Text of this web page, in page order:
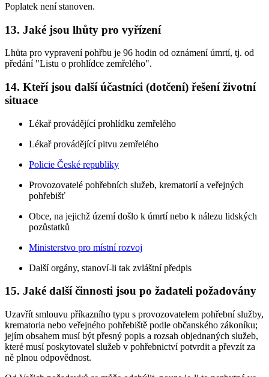
Poplatek není stanoven.
13. Jaké jsou lhůty pro vyřízení
Lhůta pro vypravení pohřbu je 96 hodin od oznámení úmrtí, tj. od
předání "Listu o prohlídce zemřelého".
14. Kteří jsou další účastníci (dotčení) řešení životní
situace
Lékař provádějící prohlídku zemřelého
Lékař provádějící pitvu zemřelého
Policie České republiky
Provozovatelé pohřebních služeb, krematorií a veřejných
pohřebišť
Obce, na jejichž území došlo k úmrtí nebo k nálezu lidských
pozůstatků
Ministerstvo pro místní rozvoj
Další orgány, stanoví-li tak zvláštní předpis
15. Jaké další činnosti jsou po žadateli požadovány
Uzavřít smlouvu příkazního typu s provozovatelem pohřební služby,
krematoria nebo veřejného pohřebiště podle občanského zákoníku;
jejím obsahem musí být přesný popis a rozsah objednaných služeb,
které musí poskytovatel služeb v pohřebnictví potvrdit a převzít za
ně plnou odpovědnost.